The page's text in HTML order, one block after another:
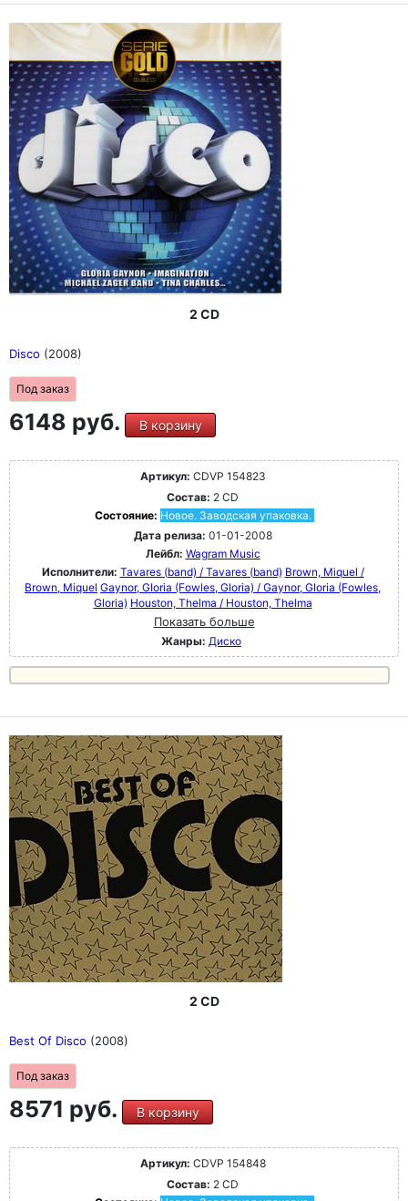
2 CD
Disco (2008)
Под заказ
6148 руб. В корзину
Артикул: CDVP 154823
Состав: 2 CD
Состояние: Новое. Заводская упаковка.
Дата релиза: 01-01-2008
Лейбл: Wagram Music
Исполнители: Tavares (band) / Tavares (band) Brown, Miquel /
Brown, Miquel Gaynor, GIoria (Fowles, Gloria) / Gaynor, GIoria (Fowles,
Gloria) Houston, Thelma / Houston, Thelma
Показать больше
Жанры: Диско
2 CD
Best Of Disco (2008)
Под заказ
8571 руб. В корзину
Артикул: CDVP 154848
Состав: 2 CD